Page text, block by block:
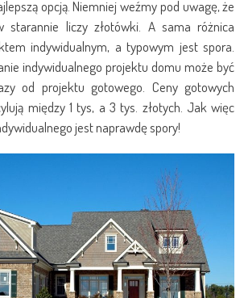
opcją. Niemniej weźmy pod uwagę, że
starannie liczy złotówki. A sama różnica
indywidualnym, a typowym jest spora.
indywidualnego projektu domu może być
od projektu gotowego. Ceny gotowych
między 1 tys, a 3 tys. złotych. Jak więc
jest naprawdę spory!